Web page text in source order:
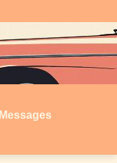
Messages